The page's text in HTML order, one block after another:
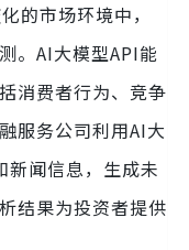
的市场环境中，
。AI大模型API能
消费者行为、竞争
服务公司利用AI大
新闻信息，生成未
结果为投资者提供